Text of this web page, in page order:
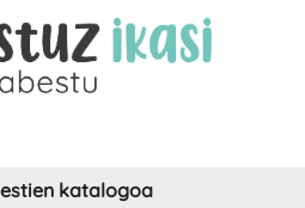
katalogoa